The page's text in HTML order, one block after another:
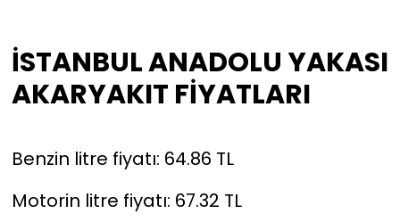
İSTANBUL ANADOLU YAKASI
AKARYAKIT FİYATLARI
Benzin litre fiyatı: 64.86 TL
Motorin litre fiyatı: 67.32 TL